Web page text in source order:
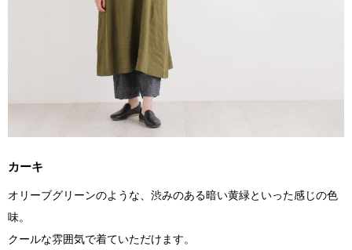
カーキ
オリーブグリーンのような、渋みのある暗い黄緑といった感じの色
味。
クールな雰囲気で着ていただけます。